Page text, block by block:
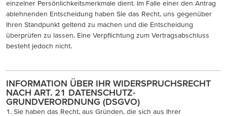
einzelner Persönlichkeitsmerkmale dient. Im Falle einer den Antrag
ablehnenden Entscheidung haben Sie das Recht, uns gegenüber
Ihren Standpunkt geltend zu machen und die Entscheidung
überprüfen zu lassen. Eine Verpflichtung zum Vertragsabschluss
besteht jedoch nicht.
INFORMATION ÜBER IHR WIDERSPRUCHSRECHT
NACH ART. 21 DATENSCHUTZ-
GRUNDVERORDNUNG (DSGVO)
1. Sie haben das Recht, aus Gründen, die sich aus Ihrer